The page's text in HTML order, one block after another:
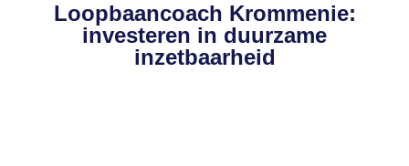
Loopbaancoach Krommenie:
investeren in duurzame
inzetbaarheid